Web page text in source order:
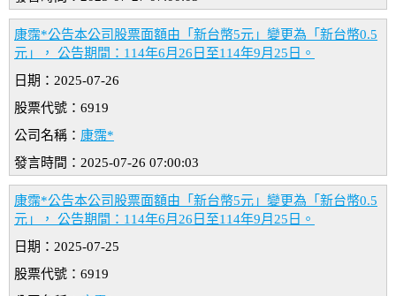
康霈*公告本公司股票面額由「新台幣5元」變更為「新台幣0.5
元」， 公告期間：114年6月26日至114年9月25日。
日期：2025-07-26
股票代號：6919
公司名稱： 康霈*
發言時間：2025-07-26 07:00:03
康霈*公告本公司股票面額由「新台幣5元」變更為「新台幣0.5
元」， 公告期間：114年6月26日至114年9月25日。
日期：2025-07-25
股票代號：6919